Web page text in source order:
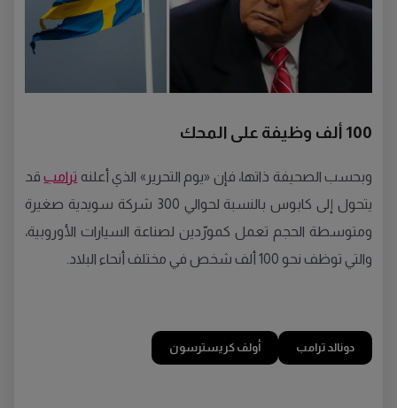
100 ألف وظيفة على المحك
وبحسب الصحيفة ذاتها، فإن «يوم التحرير» الذي أعلنه ترامبقد
يتحول إلى كابوس بالنسبة لحوالي 300 شركة سويدية صغيرة
ومتوسطة الحجم تعمل كمورّدين لصناعة السيارات الأوروبية،
والتي توظف نحو 100 ألف شخص في مختلف أنحاء البلاد.
دونالد ترامب أولف كريسترسون